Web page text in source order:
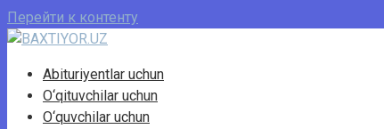
Перейти к контенту
Abituriyentlar uchun
O‘qituvchilar uchun
O‘quvchilar uchun